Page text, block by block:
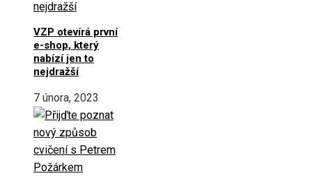
VZP otevírá první
e-shop, který
nabízí jen to
nejdražší
7 února, 2023